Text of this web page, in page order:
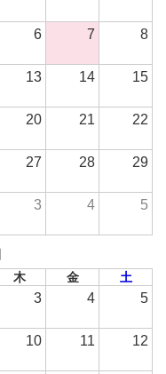
6 7 8
13 14 15
20 21 22
27 28 29
3 4 5
木 金 土
3 4 5
10 11 12